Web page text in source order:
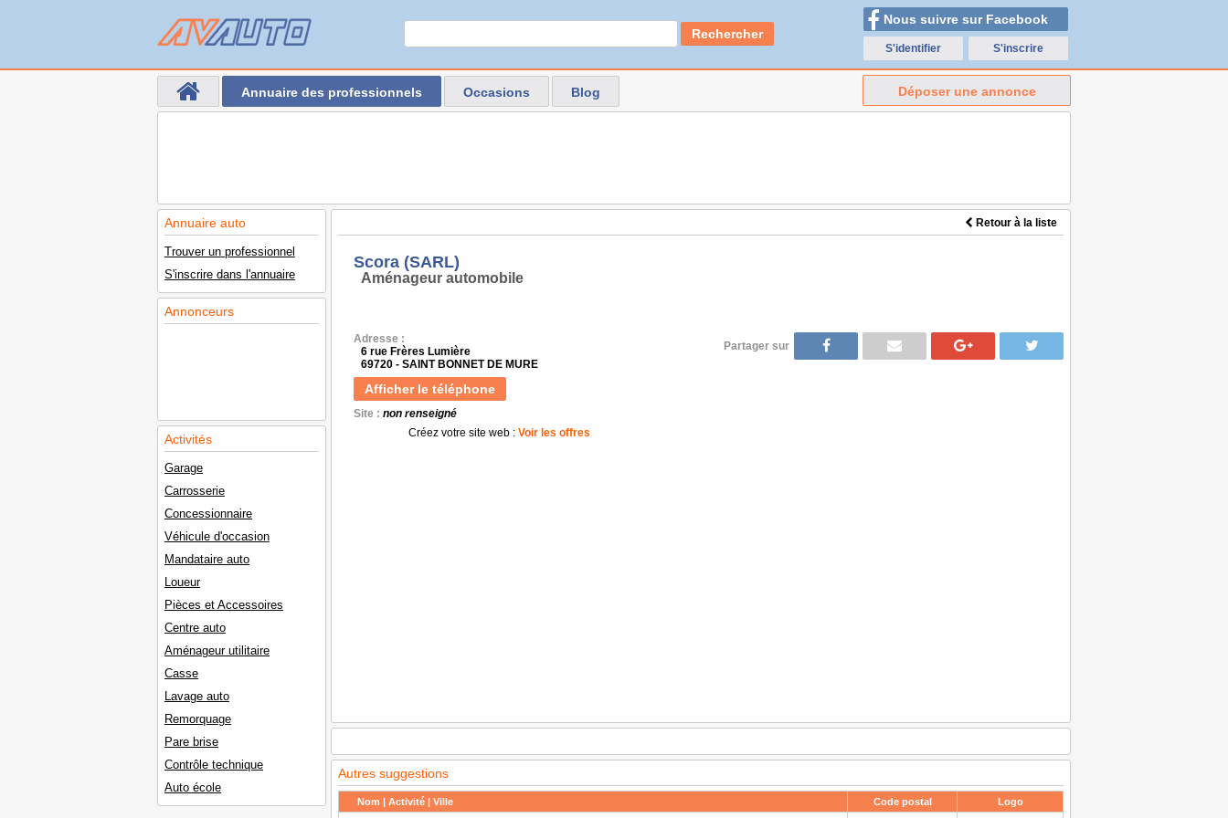
Rechercher
Nous suivre sur Facebook
S'identifier S'inscrire
Annuaire des professionnels Occasions Blog Déposer une annonce
Annuaire auto
Trouver un professionnel
S'inscrire dans l'annuaire
Annonceurs
Activités
Garage
Carrosserie
Concessionnaire
Véhicule d'occasion
Mandataire auto
Loueur
Pièces et Accessoires
Centre auto
Aménageur utilitaire
Casse
Lavage auto
Remorquage
Pare brise
Contrôle technique
Auto école
Retour à la liste
Scora (SARL)
Aménageur automobile
Adresse :
6 rue Frères Lumière
69720 - SAINT BONNET DE MURE
Afficher le téléphone
Site : non renseigné
Créez votre site web : Voir les offres
Partager sur
Autres suggestions
Nom | Activité | Ville Code postal Logo